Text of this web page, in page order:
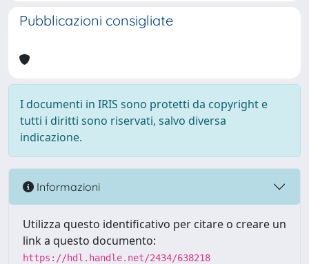
Pubblicazioni consigliate
I documenti in IRIS sono protetti da copyright e
tutti i diritti sono riservati, salvo diversa
indicazione.
Informazioni
Utilizza questo identificativo per citare o creare un
link a questo documento:
https://hdl.handle.net/2434/638218